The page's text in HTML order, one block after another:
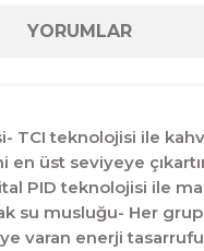
YORUMLAR
TCI teknolojisi ile
üst seviyeye
PID teknolojisi ile
su musluğu- Her
varan enerji